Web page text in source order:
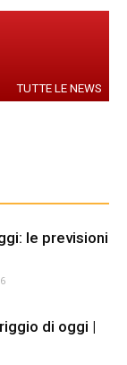
TUTTE LE NEWS
le previsioni
di oggi |